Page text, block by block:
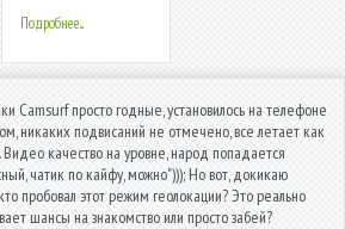
Уколы и прививки
Подробнее...
Camsurf просто годные, установилось на телефоне
никаких подвисаний не отмечено, все летает как
Видео качество на уровне, народ попадается
чатик по кайфу, можно"))); Но вот, докикаю
пробовал этот режим геолокации? Это реально
шансы на знакомство или просто забей?